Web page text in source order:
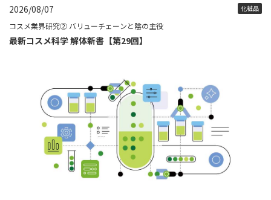
2026/08/07 化粧品
コスメ業界研究② バリューチェーンと陰の主役
最新コスメ科学 解体新書【第29回】